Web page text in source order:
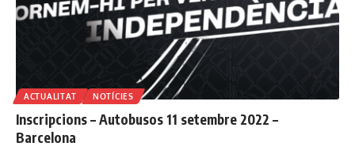
ACTUALITAT NOTÍCIES
Inscripcions – Autobusos 11 setembre 2022 –
Barcelona